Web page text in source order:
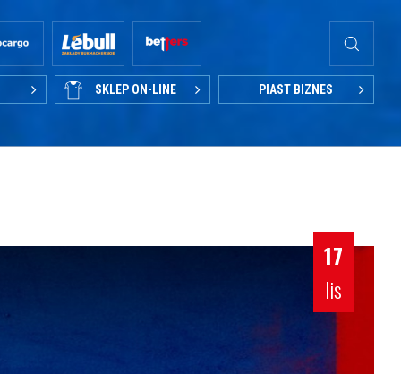
SKLEP ON-LINE PIAST BIZNES
17
lis